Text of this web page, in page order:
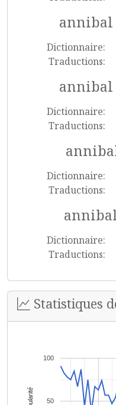
Dictionnaire:
Traductions:
annibal
Dictionnaire:
Traductions:
Dictionnaire:
Traductions:
Dictionnaire:
Traductions:
Statistiques
50
100